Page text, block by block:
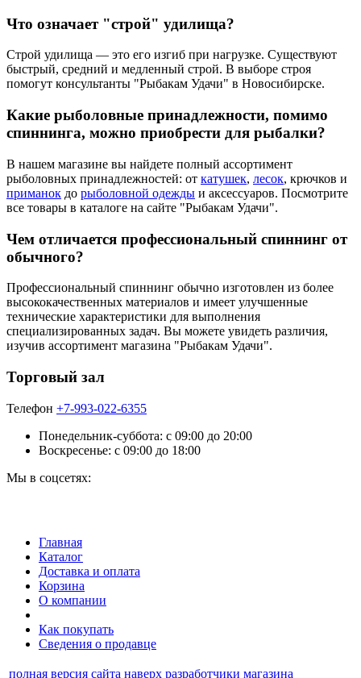
Что означает "строй" удилища?
Строй удилища — это его изгиб при нагрузке. Существуют
быстрый, средний и медленный строй. В выборе строя
помогут консультанты "Рыбакам Удачи" в Новосибирске.
Какие рыболовные принадлежности, помимо
спиннинга, можно приобрести для рыбалки?
В нашем магазине вы найдете полный ассортимент
рыболовных принадлежностей: от катушек, лесок, крючков и
приманок до рыболовной одежды и аксессуаров. Посмотрите
все товары в каталоге на сайте "Рыбакам Удачи".
Чем отличается профессиональный спиннинг от
обычного?
Профессиональный спиннинг обычно изготовлен из более
высококачественных материалов и имеет улучшенные
технические характеристики для выполнения
специализированных задач. Вы можете увидеть различия,
изучив ассортимент магазина "Рыбакам Удачи".
Торговый зал
Телефон +7-993-022-6355
Понедельник-суббота: c 09:00 до 20:00
Воскресенье: с 09:00 до 18:00
Мы в соцсетях:
Главная
Каталог
Доставка и оплата
Корзина
О компании
Как покупать
Сведения о продавце
полная версия сайта наверх разработчики магазина